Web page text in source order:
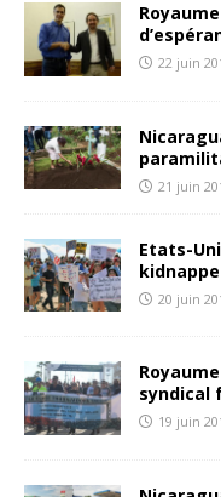
22 juin
21 juin
Etats-
20 juin
syndical
19 juin